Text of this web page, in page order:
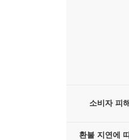
소비자 피
환불 지연에